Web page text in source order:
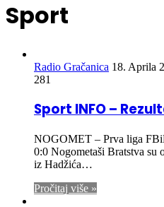
Sport
Radio Gračanica 18. Aprila
281
Sport INFO –
NOGOMET – Prva liga
0:0 Nogometaši Bratstva su
iz Hadžića…
Pročitaj više »